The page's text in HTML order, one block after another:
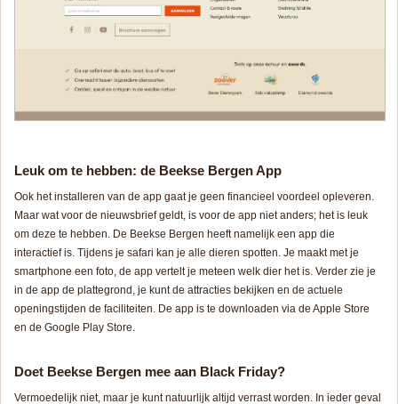
Leuk om te hebben: de Beekse Bergen App
Ook het installeren van de app gaat je geen financieel voordeel opleveren.
Maar wat voor de nieuwsbrief geldt, is voor de app niet anders; het is leuk
om deze te hebben. De Beekse Bergen heeft namelijk een app die
interactief is. Tijdens je safari kan je alle dieren spotten. Je maakt met je
smartphone een foto, de app vertelt je meteen welk dier het is. Verder zie je
in de app de plattegrond, je kunt de attracties bekijken en de actuele
openingstijden de faciliteiten. De app is te downloaden via de Apple Store
en de Google Play Store.
Doet Beekse Bergen mee aan Black Friday?
Vermoedelijk niet, maar je kunt natuurlijk altijd verrast worden. In ieder geval